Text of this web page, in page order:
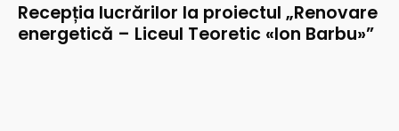
Recepția lucrărilor la proiectul „Renovare
energetică – Liceul Teoretic «Ion Barbu»”